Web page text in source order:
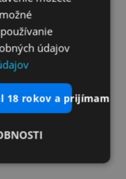
údajov
18 rokov a prijímam